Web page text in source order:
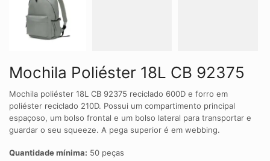
Mochila Poliéster 18L CB 92375
Mochila poliéster 18L CB 92375 reciclado 600D e forro em
poliéster reciclado 210D. Possui um compartimento principal
espaçoso, um bolso frontal e um bolso lateral para transportar e
guardar o seu squeeze. A pega superior é em webbing.
Quantidade mínima: 50 peças